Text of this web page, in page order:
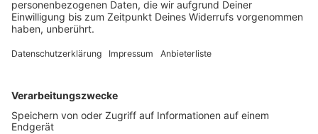
Auf dem Flughafen Leipzig/Halle wird eine Drohne
ukrainischen Transportmaschine. Der
als Drahtzieher.